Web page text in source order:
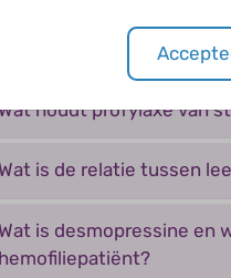
Wat gebeurt er als je
houdt profylaxe van
is de relatie tussen
is desmopressine en
hemofiliepatiënt?